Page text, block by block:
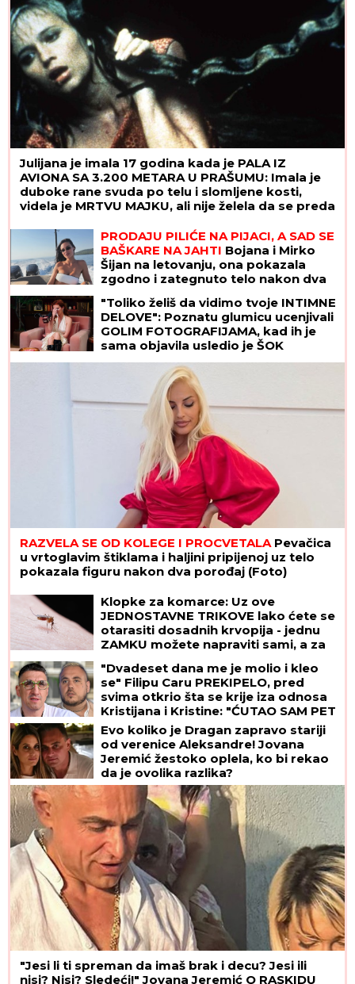
Julijana je imala 17 godina kada je PALA IZ
AVIONA SA 3.200 METARA U PRAŠUMU: Imala je
duboke rane svuda po telu i slomljene kosti,
videla je MRTVU MAJKU, ali nije želela da se preda
PRODAJU PILIĆE NA PIJACI, A SAD SE
BAŠKARE NA JAHTI Bojana i Mirko
Šijan na letovanju, ona pokazala
zgodno i zategnuto telo nakon dva
"Toliko želiš da vidimo tvoje INTIMNE
DELOVE": Poznatu glumicu ucenjivali
GOLIM FOTOGRAFIJAMA, kad ih je
sama objavila usledio je ŠOK
RAZVELA SE OD KOLEGE I PROCVETALA Pevačica
u vrtoglavim štiklama i haljini pripijenoj uz telo
pokazala figuru nakon dva porođaj (Foto)
Klopke za komarce: Uz ove
JEDNOSTAVNE TRIKOVE lako ćete se
otarasiti dosadnih krvopija - jednu
ZAMKU možete napraviti sami, a za
"Dvadeset dana me je molio i kleo
se" Filipu Caru PREKIPELO, pred
svima otkrio šta se krije iza odnosa
Kristijana i Kristine: "ĆUTAO SAM PET
GODINA"
Evo koliko je Dragan zapravo stariji
od verenice Aleksandre! Jovana
Jeremić žestoko oplela, ko bi rekao
da je ovolika razlika?
"Jesi li ti spreman da imaš brak i decu? Jesi ili
nisi? Nisi? Sledeći!" Jovana Jeremić O RASKIDU